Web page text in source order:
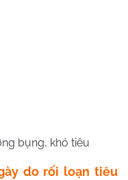
bụng, khó tiêu
do rối loạn tiêu